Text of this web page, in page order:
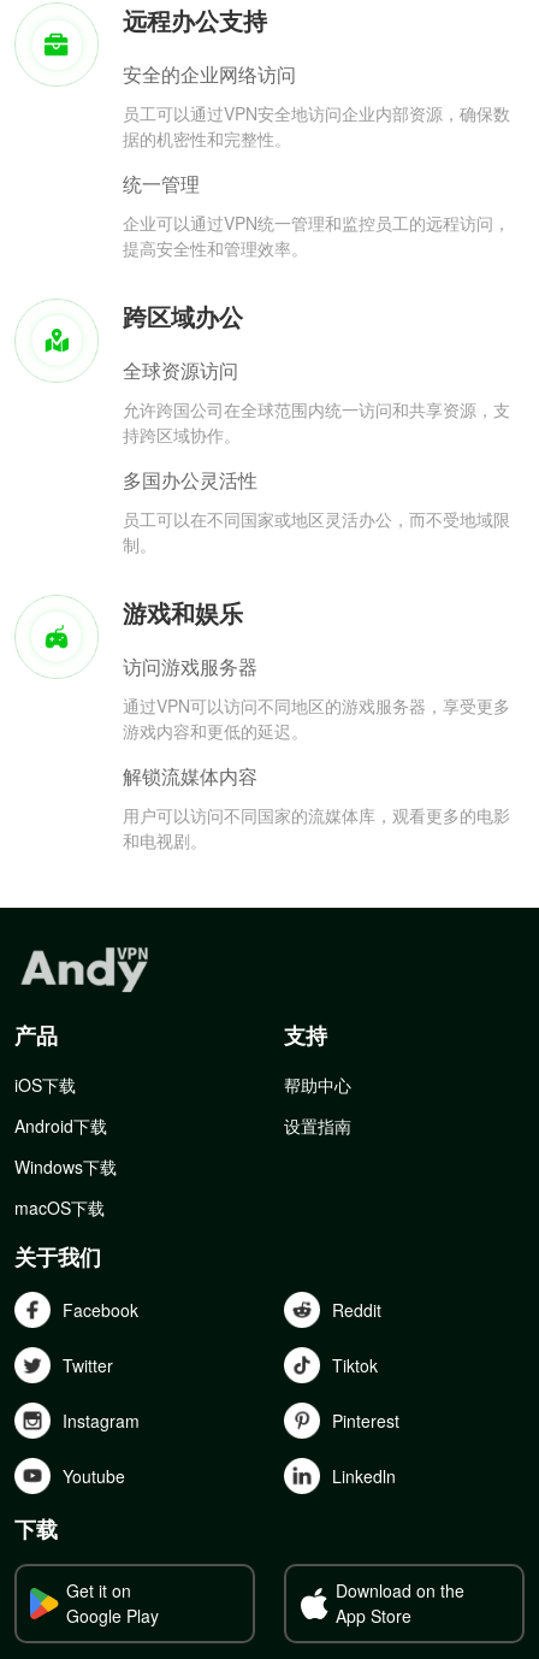
远程办公支持
安全的企业网络访问
员工可以通过VPN安全地访问企业内部资源，确保数
据的机密性和完整性。
统一管理
企业可以通过VPN统一管理和监控员工的远程访问，
提高安全性和管理效率。
跨区域办公
全球资源访问
允许跨国公司在全球范围内统一访问和共享资源，支
持跨区域协作。
多国办公灵活性
员工可以在不同国家或地区灵活办公，而不受地域限
制。
游戏和娱乐
访问游戏服务器
通过VPN可以访问不同地区的游戏服务器，享受更多
游戏内容和更低的延迟。
解锁流媒体内容
用户可以访问不同国家的流媒体库，观看更多的电影
和电视剧。
产品
iOS下载
Android下载
Windows下载
macOS下载
支持
帮助中心
设置指南
关于我们
Facebook Reddit
Twitter Tiktok
Instagram Pinterest
Youtube Linkedln
下载
Get it on
Google Play
Download on the
App Store